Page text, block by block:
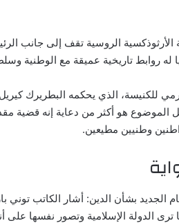
الأرثوذكسية الروسية تقف إلى
له روابط تاريخية عميقة مع الوطنية
للكنيسة، الذي يحكمه البطريرك
الموضوع هو أكثر من دعاية إنه قضية
وطنيين مطيعين.
الجديد بشأن الدين: أشار الكاتب توني
الدولة الإسلامية وتصور نفسها على